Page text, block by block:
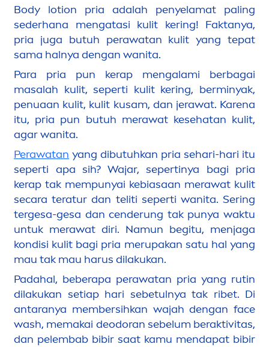
Body lotion pria adalah penyelamat paling
sederhana mengatasi kulit kering! Faktanya,
pria juga butuh perawatan kulit yang tepat
sama halnya dengan wanita.
Para pria pun kerap mengalami berbagai
masalah kulit, seperti kulit kering, berminyak,
penuaan kulit, kulit kusam, dan jerawat. Karena
itu, pria pun butuh merawat kesehatan kulit,
agar wanita.
Perawatan yang dibutuhkan pria sehari-hari itu
seperti apa sih? Wajar, sepertinya bagi pria
kerap tak mempunyai kebiasaan merawat kulit
secara teratur dan teliti seperti wanita. Sering
tergesa-gesa dan cenderung tak punya waktu
untuk merawat diri. Namun begitu, menjaga
kondisi kulit bagi pria merupakan satu hal yang
mau tak mau harus dilakukan.
Padahal, beberapa perawatan pria yang rutin
dilakukan setiap hari sebetulnya tak ribet. Di
antaranya membersihkan wajah dengan face
wash, memakai deodoran sebelum beraktivitas,
dan pelembab bibir saat kamu mendapat bibir